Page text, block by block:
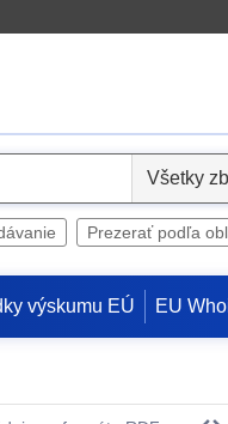
Prezerať podľa
výskumu EÚ EU